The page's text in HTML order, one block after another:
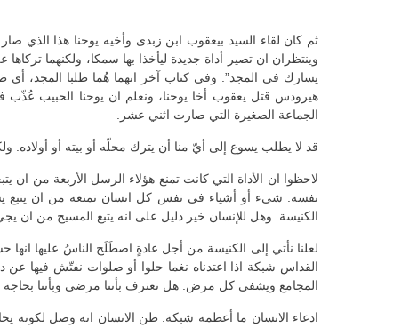
ثم كان لقاء السيد بيعقوب ابن زبدى وأخيه يوحنا هذا الذي
وينتظران ان تصير أداة جديدة ليأخذا بها سمكا، ولكنهما
يسارك في المجد”. وفي كتاب آخر انهما هُما طلبا المجد،
هيرودس قتل يعقوب أخا يوحنا، ونعلم ان يوحنا الحبيب
الجماعة الصغيرة التي صارت اثني عشر.
قد لا يطلب يسوع إلى أيّ منا أن يترك محلّه أو بيته أو أولاده.
لاحظوا ان الأداة التي كانت تمنع هؤلاء الرسل الأربعة من
نفسه. شيء أو أشياء في نفس كل انسان تمنعه من ان يتبع
الكنيسة. وهل للإنسان خير دليل على انه يتبع المسيح من
لعلنا نأتي إلى الكنيسة من أجل عادةٍ اصطَلَح الناسُ عليها
القداس شبكة اذا اعتدناه نغما حلوا أو صلوات نفتّش فيها
المجامع ويشفي كل مرض. هل نعترف بأننا مرضى وبأننا
ادعاء الانسان ما أعظمه شبكة. ظن الانسان انه وصل لكونه